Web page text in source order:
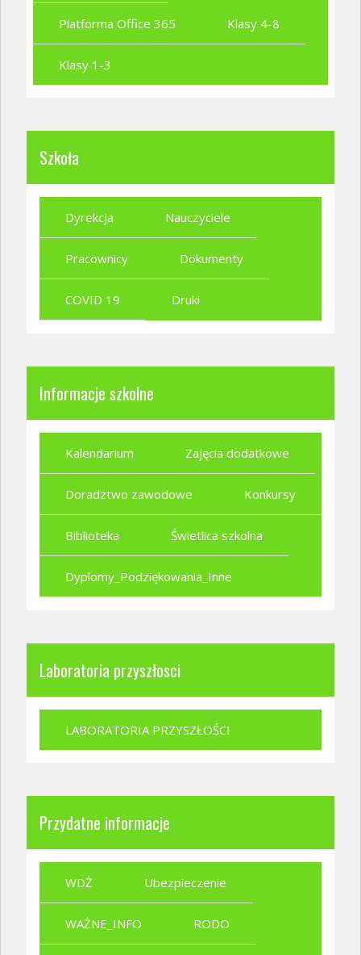
Platforma Office 365 Klasy 4-8
Klasy 1-3
Szkoła
Dyrekcja Nauczyciele
Pracownicy Dokumenty
COVID 19 Druki
Informacje szkolne
Kalendarium Zajęcia dodatkowe
Doradztwo zawodowe Konkursy
Biblioteka Świetlica szkolna
Dyplomy_Podziękowania_Inne
Laboratoria przyszłosci
LABORATORIA PRZYSZŁOŚCI
Przydatne informacje
WDŻ Ubezpieczenie
WAŻNE_INFO RODO